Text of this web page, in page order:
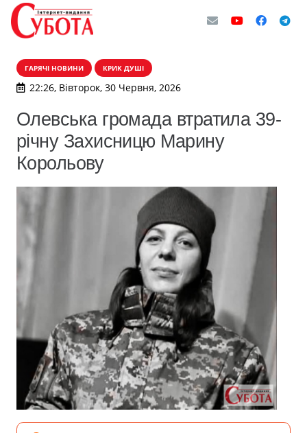
ГАРЯЧІ НОВИНИ КРИК ДУШІ
22:26, Вівторок, 30 Червня, 2026
Олевська громада втратила 39-
річну Захисницю Марину
Корольову